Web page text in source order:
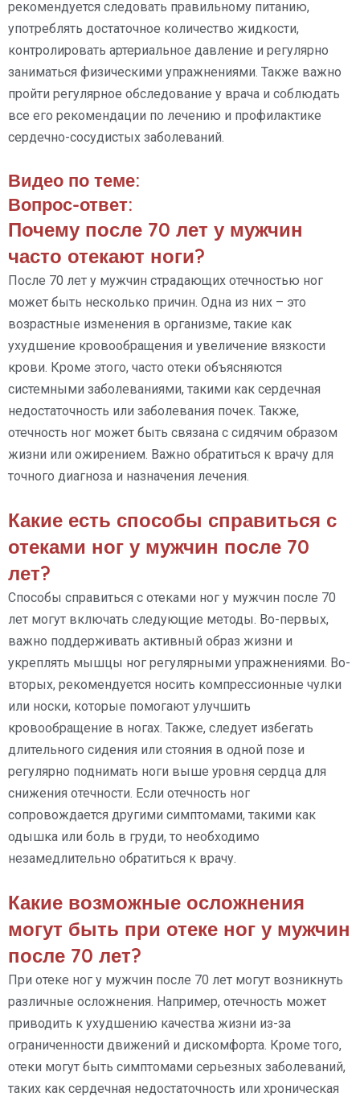
рекомендуется следовать правильному питанию,
употреблять достаточное количество жидкости,
контролировать артериальное давление и регулярно
заниматься физическими упражнениями. Также важно
пройти регулярное обследование у врача и соблюдать
все его рекомендации по лечению и профилактике
сердечно-сосудистых заболеваний.
Видео по теме:
Вопрос-ответ:
Почему после 70 лет у мужчин
часто отекают ноги?
После 70 лет у мужчин страдающих отечностью ног
может быть несколько причин. Одна из них – это
возрастные изменения в организме, такие как
ухудшение кровообращения и увеличение вязкости
крови. Кроме этого, часто отеки объясняются
системными заболеваниями, такими как сердечная
недостаточность или заболевания почек. Также,
отечность ног может быть связана с сидячим образом
жизни или ожирением. Важно обратиться к врачу для
точного диагноза и назначения лечения.
Какие есть способы справиться с
отеками ног у мужчин после 70
лет?
Способы справиться с отеками ног у мужчин после 70
лет могут включать следующие методы. Во-первых,
важно поддерживать активный образ жизни и
укреплять мышцы ног регулярными упражнениями. Во-
вторых, рекомендуется носить компрессионные чулки
или носки, которые помогают улучшить
кровообращение в ногах. Также, следует избегать
длительного сидения или стояния в одной позе и
регулярно поднимать ноги выше уровня сердца для
снижения отечности. Если отечность ног
сопровождается другими симптомами, такими как
одышка или боль в груди, то необходимо
незамедлительно обратиться к врачу.
Какие возможные осложнения
могут быть при отеке ног у мужчин
после 70 лет?
При отеке ног у мужчин после 70 лет могут возникнуть
различные осложнения. Например, отечность может
приводить к ухудшению качества жизни из-за
ограниченности движений и дискомфорта. Кроме того,
отеки могут быть симптомами серьезных заболеваний,
таких как сердечная недостаточность или хроническая